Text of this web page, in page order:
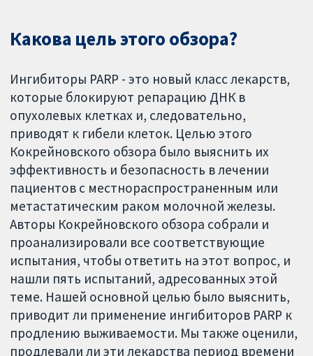
Какова цель этого обзора?
Ингибиторы PARP - это новый класс лекарств,
которые блокируют репарацию ДНК в
опухолевых клетках и, следовательно,
приводят к гибели клеток. Целью этого
Кокрейновского обзора было выяснить их
эффективность и безопасность в лечении
пациентов с местнораспространенным или
метастатическим раком молочной железы.
Авторы Кокрейновского обзора собрали и
проанализировали все соответствующие
испытания, чтобы ответить на этот вопрос, и
нашли пять испытаний, адресованных этой
теме. Нашей основной целью было выяснить,
приводит ли применение ингибиторов PARP к
продлению выживаемости. Мы также оценили,
продлевали ли эти лекарства период времени